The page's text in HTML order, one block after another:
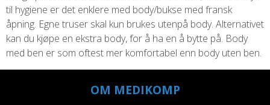
til hygiene er det enklere med body/bukse med fransk
åpning. Egne truser skal kun brukes utenpå body. Alternativet
kan du kjøpe en ekstra body, for å ha en å bytte på. Body
med ben er som oftest mer komfortabel enn body uten ben.
OM MEDIKOMP